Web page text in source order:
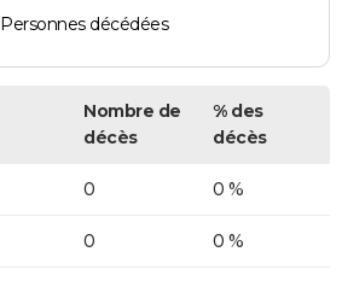
Personnes décédées
Nombre de
décès
% des
décès
0 0 %
0 0 %